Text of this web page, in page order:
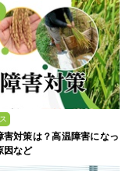
害対策は？高温障害になっ
因など